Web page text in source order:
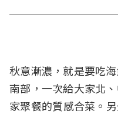
秋意漸濃，就是要吃
南部，一次給大家北
家聚餐的質感合菜。